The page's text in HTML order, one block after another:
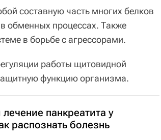
составную часть многих белков
обменных процессах. Также
в борьбе с агрессорами.
работы щитовидной
функцию организма.
панкреатита у
распознать болезнь